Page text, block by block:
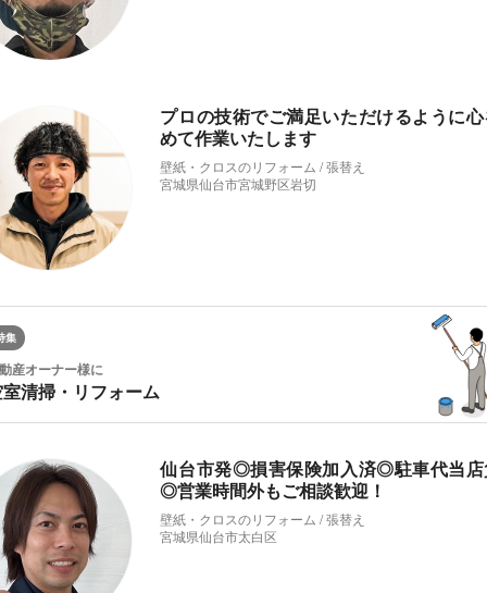
プロの技術でご満足いただけるように
めて作業いたします
壁紙・クロスのリフォーム / 張替え
宮城県仙台市宮城野区岩切
集
産オーナー様に
清掃・リフォーム
仙台市発◎損害保険加入済◎駐車代当店
◎営業時間外もご相談歓迎！
壁紙・クロスのリフォーム / 張替え
宮城県仙台市太白区